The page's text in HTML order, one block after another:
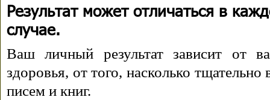
Результат может отличаться в
случае.
Ваш личный результат зависит от
здоровья, от того, насколько
писем и книг.